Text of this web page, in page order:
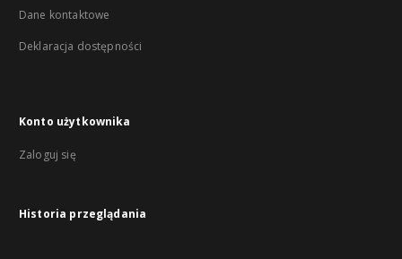
Dane kontaktowe
Deklaracja dostępności
Konto użytkownika
Zaloguj się
Historia przeglądania